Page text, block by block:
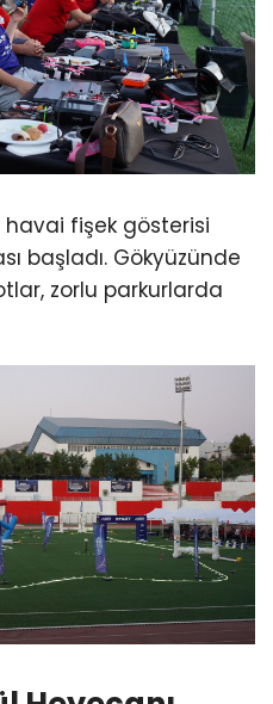
havai fişek gösterisi
başladı. Gökyüzünde
zorlu parkurlarda